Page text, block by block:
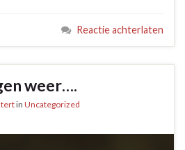
Reactie achterlaten
weer….
in Uncategorized